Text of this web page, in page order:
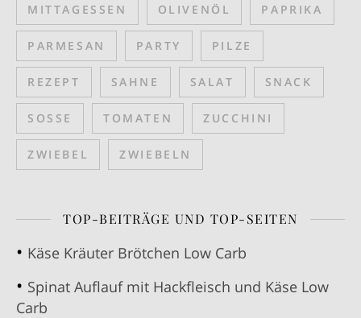
MITTAGESSEN OLIVENÖL PAPRIKA
PARMESAN PARTY PILZE
REZEPT SAHNE SALAT SNACK
SOSSE TOMATEN ZUCCHINI
ZWIEBEL ZWIEBELN
TOP-BEITRÄGE UND TOP-SEITEN
Käse Kräuter Brötchen Low Carb
Spinat Auflauf mit Hackfleisch und Käse Low
Carb